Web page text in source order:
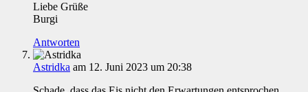
Liebe Grüße
Burgi
Antworten
Astridka am 12. Juni 2023 um 20:38